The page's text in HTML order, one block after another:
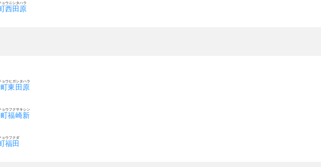
西田原
ョウニシタハラ
東田原
ョウヒガシタハラ
福崎新
ョウフクサキシン
福田
ョウフクダ